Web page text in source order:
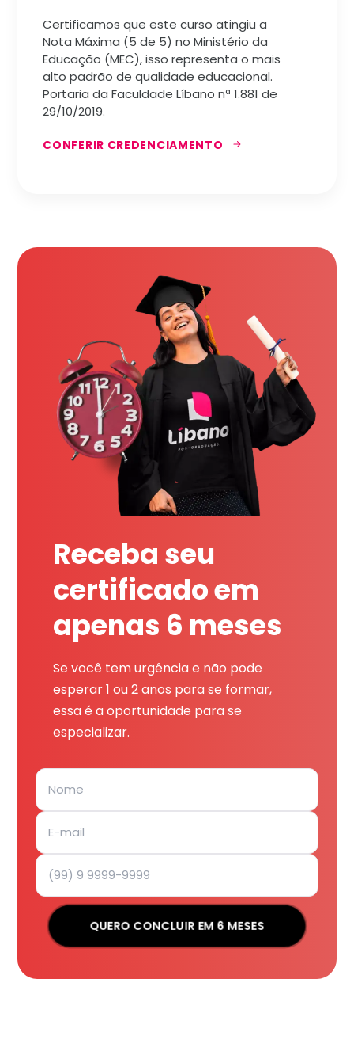
Certificamos que este curso atingiu a
Nota Máxima (5 de 5) no Ministério da
Educação (MEC), isso representa o mais
alto padrão de qualidade educacional.
Portaria da Faculdade Líbano nª 1.881 de
29/10/2019.
CONFERIR CREDENCIAMENTO
Receba seu
certificado em
apenas 6 meses
Se você tem urgência e não pode
esperar 1 ou 2 anos para se formar,
essa é a oportunidade para se
especializar.
QUERO CONCLUIR EM 6 MESES